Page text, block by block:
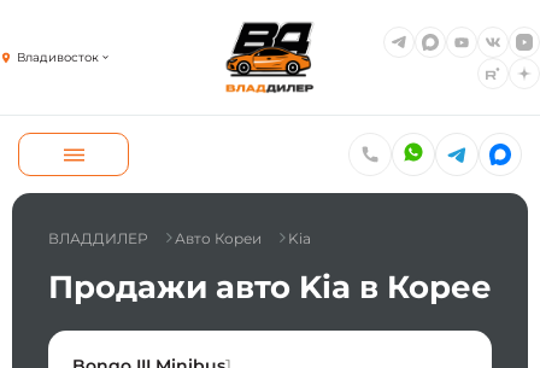
Владивосток
ВЛАДДИЛЕР Авто Кореи Kia
Продажи авто Kia в Корее